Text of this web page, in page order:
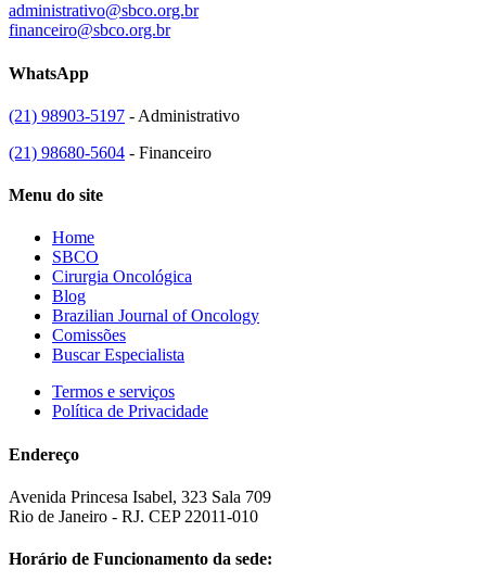
administrativo@sbco.org.br
financeiro@sbco.org.br
WhatsApp
(21) 98903-5197 - Administrativo
(21) 98680-5604 - Financeiro
Menu do site
Home
SBCO
Cirurgia Oncológica
Blog
Brazilian Journal of Oncology
Comissões
Buscar Especialista
Termos e serviços
Política de Privacidade
Endereço
Avenida Princesa Isabel, 323 Sala 709
Rio de Janeiro - RJ. CEP 22011-010
Horário de Funcionamento da sede: